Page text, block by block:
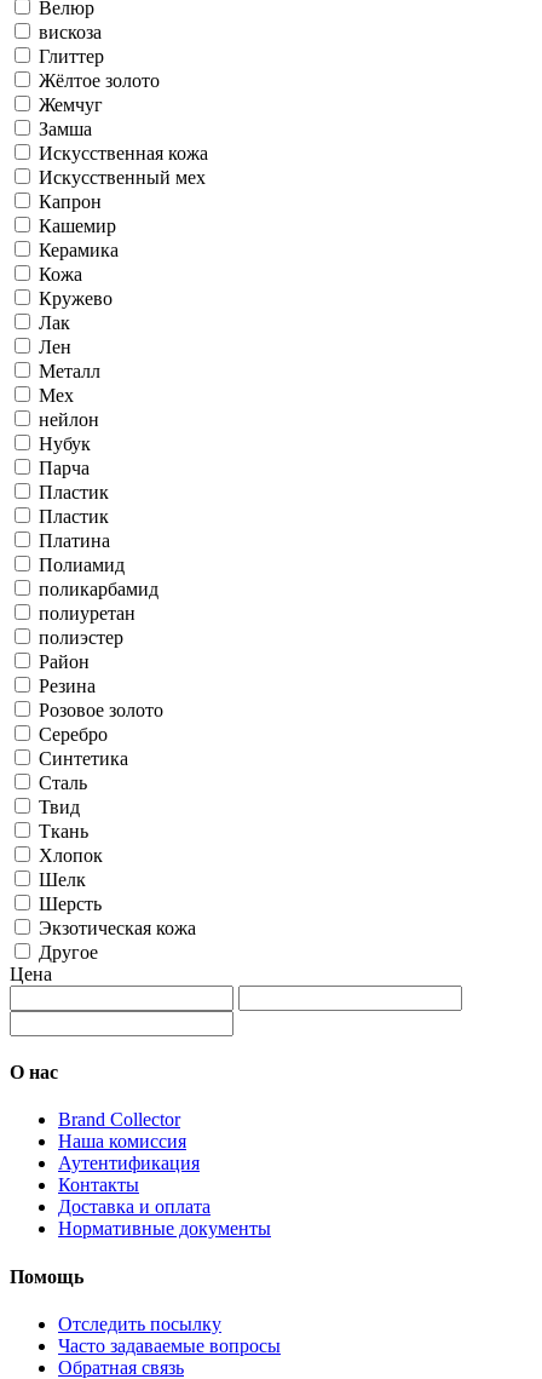
Велюр
вискоза
Глиттер
Жёлтое золото
Жемчуг
Замша
Искусственная кожа
Искусственный мех
Капрон
Кашемир
Керамика
Кожа
Кружево
Лак
Лен
Металл
Мех
нейлон
Нубук
Парча
Пластик
Пластик
Платина
Полиамид
поликарбамид
полиуретан
полиэстер
Район
Резина
Розовое золото
Серебро
Синтетика
Сталь
Твид
Ткань
Хлопок
Шелк
Шерсть
Экзотическая кожа
Другое
Цена
О нас
Brand Collector
Наша комиссия
Аутентификация
Контакты
Доставка и оплата
Нормативные документы
Помощь
Отследить посылку
Часто задаваемые вопросы
Обратная связь